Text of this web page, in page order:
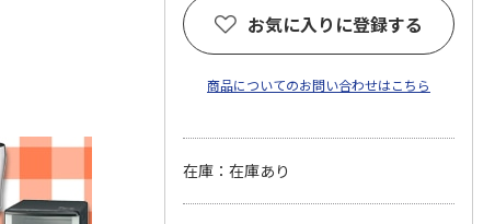
お気に入りに登録する
商品についてのお問い合わせはこちら
在庫：在庫あり